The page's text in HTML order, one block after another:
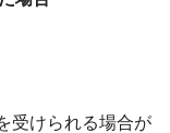
受けられる場合が